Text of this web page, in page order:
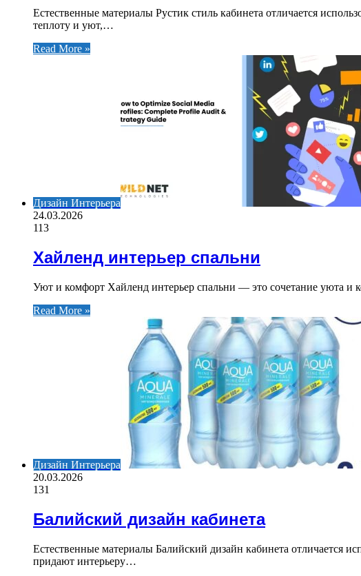
Естественные материалы Рустик стиль кабинета отличается
теплоту и уют,…
Read More »
Дизайн Интерьера
24.03.2026
113
Хайленд интерьер спальни
Уют и комфорт Хайленд интерьер спальни — это сочетание уюта
Read More »
Дизайн Интерьера
20.03.2026
131
Балийский дизайн кабинета
Естественные материалы Балийский дизайн кабинета отличается
придают интерьеру…